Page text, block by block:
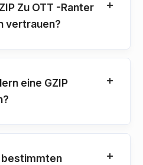
Zu OTT -Ranter
vertrauen?
eine GZIP
bestimmten